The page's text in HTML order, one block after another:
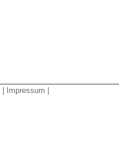
Impressum